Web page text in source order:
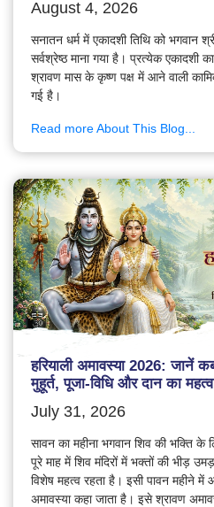
August 4, 2026
सनातन धर्म में एकादशी तिथि को भगवान
सर्वश्रेष्ठ माना गया है। प्रत्येक एकादशी
श्रावण मास के कृष्ण पक्ष में आने वाली
गई है।
Read more About This Blog...
हरियाली अमावस्या 2026: जानें
मुहूर्त, पूजा-विधि और दान का महत्व
July 31, 2026
सावन का महीना भगवान शिव की भक्ति के
पूरे माह में शिव मंदिरों में भक्तों की भीड़
विशेष महत्व रहता है। इसी पावन महीने में
अमावस्या कहा जाता है। इसे श्रावण